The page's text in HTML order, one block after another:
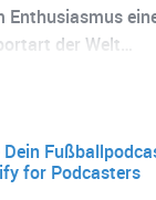
Enthusiasmus
der Welt…
for Podcasters